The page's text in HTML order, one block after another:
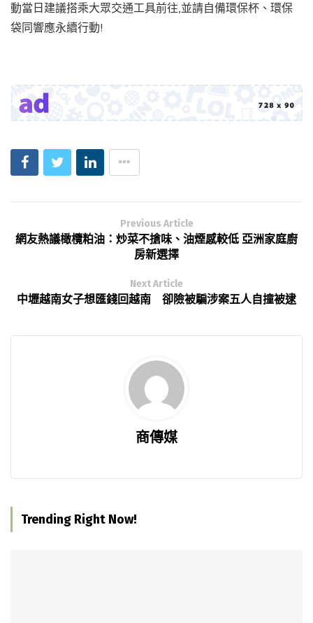
動當日建議搭乘大眾交通工具前往,並請自備環保杯、環保
袋同響應永續行動!
Previous Article
網友熱議橄欖粕油：炒菜不搶味、油煙感較低 亞洲家庭廚
房新選擇
Next Article
中壢越南女子想匯錢回越南 卻險被騙涉案五人自撞被逮
商傳媒
Trending Right Now!